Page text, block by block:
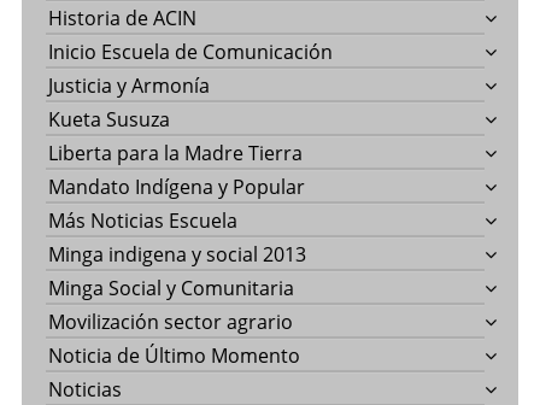
Historia de ACIN
Inicio Escuela de Comunicación
Justicia y Armonía
Kueta Susuza
Liberta para la Madre Tierra
Mandato Indígena y Popular
Más Noticias Escuela
Minga indigena y social 2013
Minga Social y Comunitaria
Movilización sector agrario
Noticia de Último Momento
Noticias